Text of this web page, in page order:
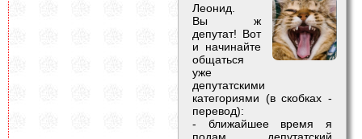
Леонид.
Вы ж
депутат! Вот
и начинайте
общаться
уже
депутатскими
категориями (в скобках -
перевод):
- ближайшее время я
подам депутатский